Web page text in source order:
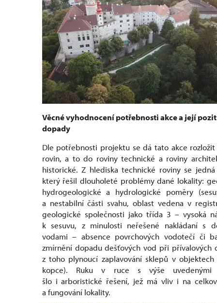
Věcné vyhodnocení potřebnosti akce a její
dopady
Dle potřebnosti projektu se dá tato akce
rovin, a to do roviny technické a roviny
historické. Z hlediska technické roviny se jedná
který řešil dlouholeté problémy dané lokality:
hydrogeologické a hydrologické poměry
a nestabilní části svahu, oblast vedena v
geologické společnosti jako třída 3 – vysoká
k sesuvu, z minulosti neřešené nakládaní s
vodami – absence povrchových vodotečí či
zmírnění dopadu dešťových vod při přívalových
z toho plynoucí zaplavování sklepů v
kopce). Ruku v ruce s výše uvedenými
šlo i arboristické řešení, jež má vliv i na
a fungování lokality.